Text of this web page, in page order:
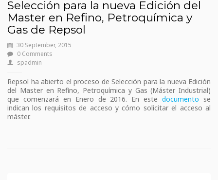
Selección para la nueva Edición del
Master en Refino, Petroquímica y
Gas de Repsol
30 September, 2015
0 Comments
spadmin
Repsol ha abierto el proceso de Selección para la nueva Edición
del Master en Refino, Petroquímica y Gas (Máster Industrial)
que comenzará en Enero de 2016. En estedocumento se
indican los requisitos de acceso y cómo solicitar el acceso al
máster.